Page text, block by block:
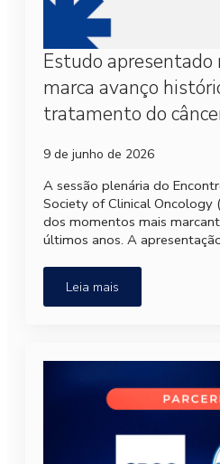
Estudo
marca avanço
tratamento do
9 de junho de 2026
A sessão plenária do
Society of Clinical Oncology
dos momentos mais
últimos anos. A
Leia mais